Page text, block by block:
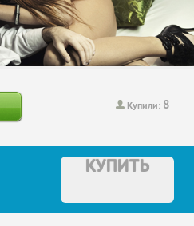
Купили: 8
КУПИТЬ